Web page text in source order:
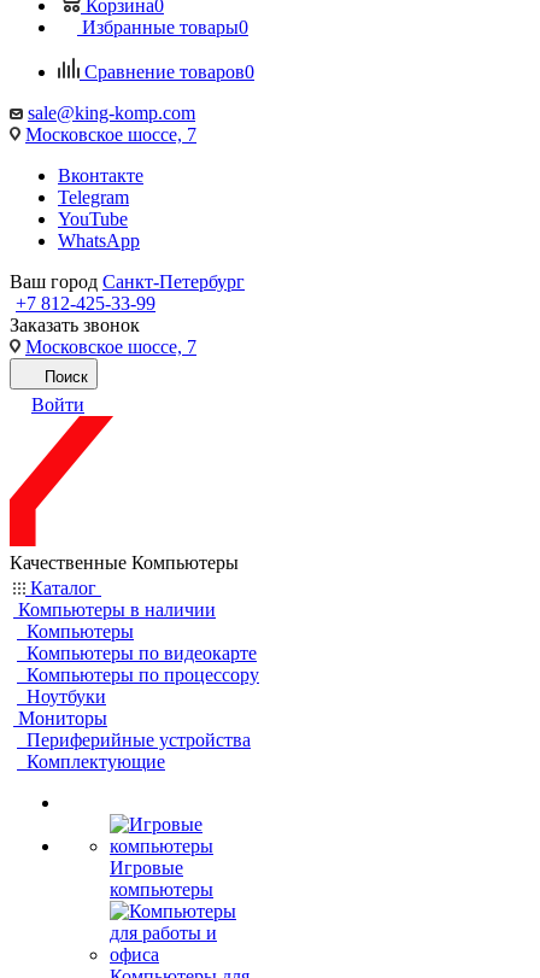
Корзина0
Избранные товары0
Сравнение товаров0
sale@king-komp.com
Московское шоссе, 7
Вконтакте
Telegram
YouTube
WhatsApp
Ваш город Санкт-Петербург
+7 812-425-33-99
Заказать звонок
Московское шоссе, 7
Поиск
Войти
Качественные Компьютеры
Каталог
Компьютеры в наличии
Компьютеры
Компьютеры по видеокарте
Компьютеры по процессору
Ноутбуки
Мониторы
Периферийные устройства
Комплектующие
Игровые
компьютеры